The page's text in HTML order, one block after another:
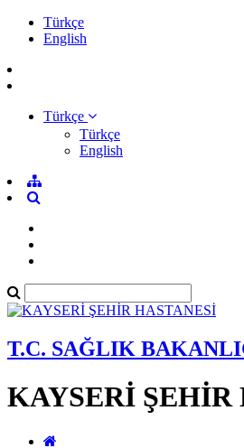
Türkçe
English
Türkçe
Türkçe
English
T.C. SAĞLIK
KAYSERİ ŞEHİR